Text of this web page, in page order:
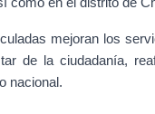
mejoran los
de la ciudadanía,
nacional.